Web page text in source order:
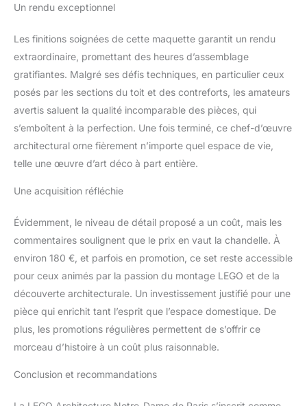
décoratif en briques à
collectionner est un
superbe cadeau
d'anniversaire à offrir à
sa maman, son papa,
son frère sa sœur ou un
ami créatif passionné
d’histoire, d’architecture,
de voyages ou de la
France Instructions
instructions de montage
sur l’application LEGO
Builder et dans le livret
inclus, contenant
également quelques
anecdotes sur l’histoire
de Notre-Dame ainsi
qu’un entretien avec le
designer LEGO du
modèle Sets LEGO pour
LEGO Architecture
partie d’une série de sets
Un rendu exceptionnel
Les finitions soignées de cette maquette garantit un rendu
extraordinaire, promettant des heures d’assemblage
gratifiantes. Malgré ses défis techniques, en particulier ceux
posés par les sections du toit et des contreforts, les amateurs
avertis saluent la qualité incomparable des pièces, qui
s’emboîtent à la perfection. Une fois terminé, ce chef-d’œuvre
architectural orne fièrement n’importe quel espace de vie,
telle une œuvre d’art déco à part entière.
Une acquisition réfléchie
Évidemment, le niveau de détail proposé a un coût, mais les
commentaires soulignent que le prix en vaut la chandelle. À
environ 180 €, et parfois en promotion, ce set reste accessible
pour ceux animés par la passion du montage LEGO et de la
découverte architecturale. Un investissement justifié pour une
pièce qui enrichit tant l’esprit que l’espace domestique. De
plus, les promotions régulières permettent de s’offrir ce
morceau d’histoire à un coût plus raisonnable.
Conclusion et recommandations